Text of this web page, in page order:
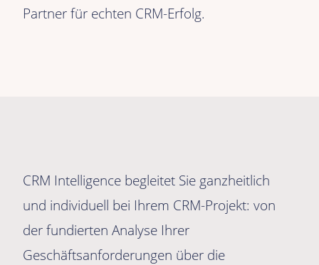
Partner für echten CRM-Erfolg.
CRM Intelligence begleitet Sie ganzheitlich
und individuell bei Ihrem CRM-Projekt: von
der fundierten Analyse Ihrer
Geschäftsanforderungen über die